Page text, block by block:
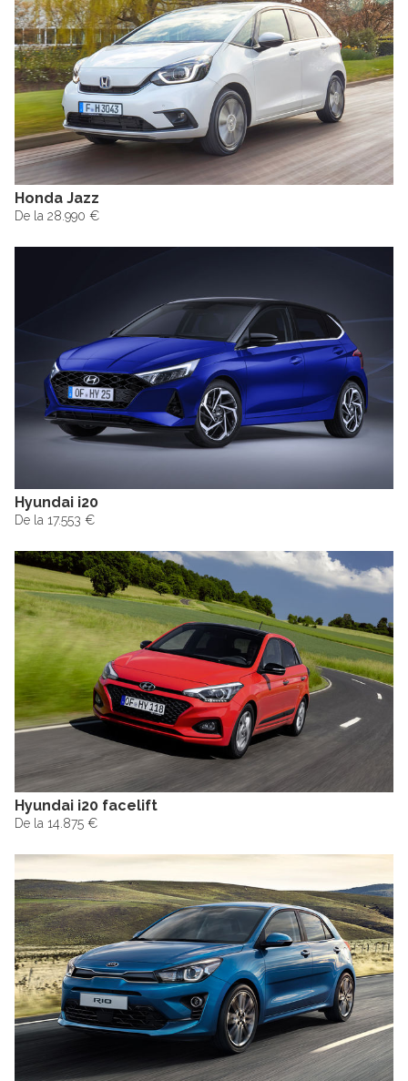
Honda Jazz
De la 28.990 €
Hyundai i20
De la 17.553 €
Hyundai i20 facelift
De la 14.875 €